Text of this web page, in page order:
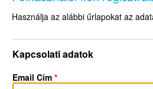
Használja az alábbi űrlapokat az
Kapcsolati adatok
Email Cím *